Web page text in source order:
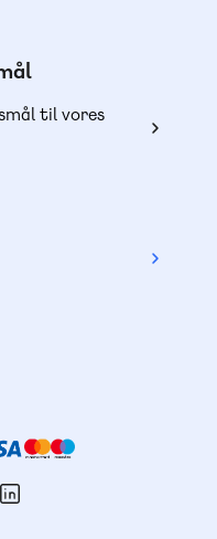
til vores